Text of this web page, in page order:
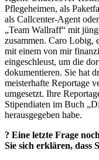
Pflegeheimen, als
als Callcenter-Agent
„Team Wallraff“ mit
zusammen. Caro Lobig,
mit einem von mir
eingeschleust, um die
dokumentieren. Sie hat
meisterhafte Reportage
umgesetzt. Ihre
Stipendiaten im Buch
herausgegeben habe.
? Eine letzte Frage
Sie sich erklären, dass